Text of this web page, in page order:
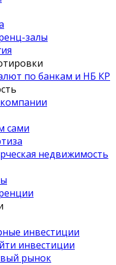
залы
по банкам и НБ КР
сами
недвижимость
инвестиции
инвестиции
рынок